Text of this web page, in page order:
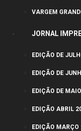
VARGEM
JORNAL
EDIÇÃO DE
EDIÇÃO DE
EDIÇÃO DE
EDIÇÃO ABRIL
EDIÇÃO MARÇO